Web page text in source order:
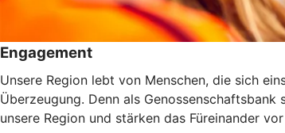
Engagement
Unsere Region lebt von Menschen, die sich
Überzeugung. Denn als
unsere Region und stärken das Füreinander